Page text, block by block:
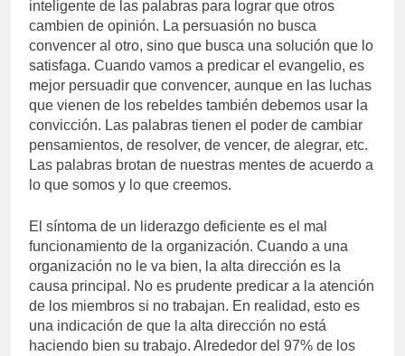
inteligente de las palabras para lograr que otros
cambien de opinión. La persuasión no busca
convencer al otro, sino que busca una solución que lo
satisfaga. Cuando vamos a predicar el evangelio, es
mejor persuadir que convencer, aunque en las luchas
que vienen de los rebeldes también debemos usar la
convicción. Las palabras tienen el poder de cambiar
pensamientos, de resolver, de vencer, de alegrar, etc.
Las palabras brotan de nuestras mentes de acuerdo a
lo que somos y lo que creemos.
El síntoma de un liderazgo deficiente es el mal
funcionamiento de la organización. Cuando a una
organización no le va bien, la alta dirección es la
causa principal. No es prudente predicar a la atención
de los miembros si no trabajan. En realidad, esto es
una indicación de que la alta dirección no está
haciendo bien su trabajo. Alrededor del 97% de los